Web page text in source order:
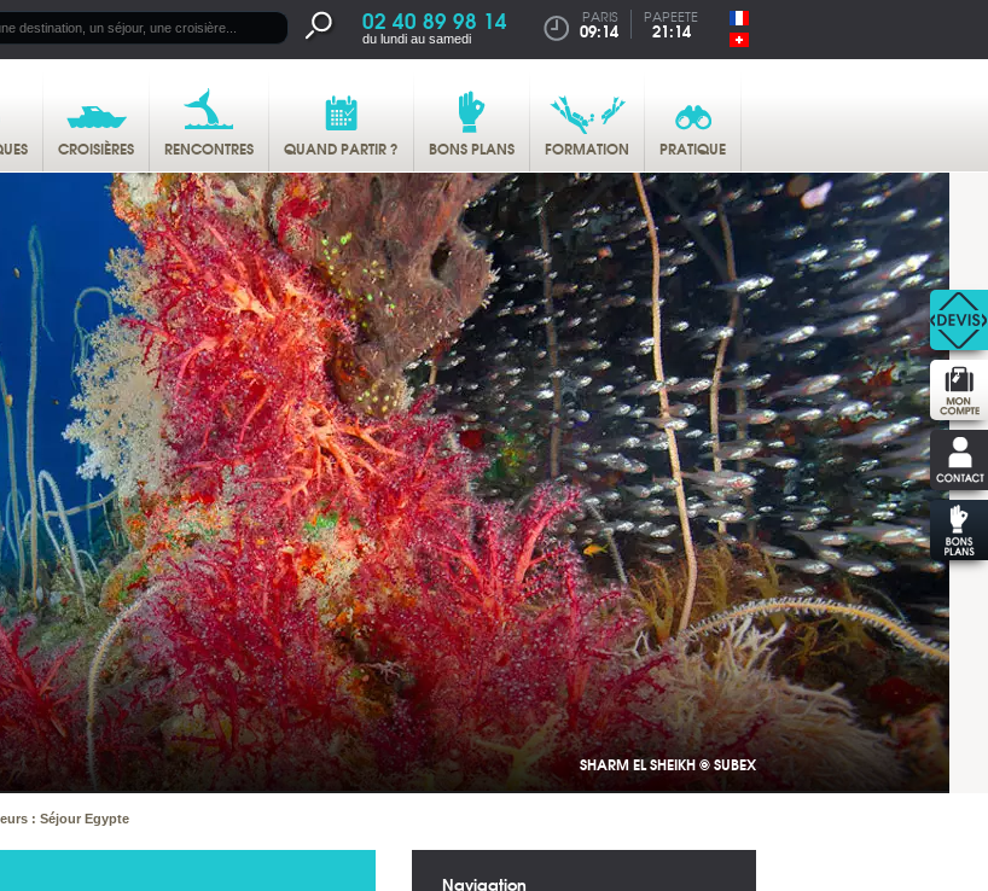
02 40 89 98 14
du lundi au samedi
PARIS
09:14
PAPEETE
21:14
CROISIÈRES RENCONTRES QUAND PARTIR ? BONS PLANS FORMATION PRATIQUE
SHARM EL SHEIKH © SUBEX
: Séjour Egypte
Navigation